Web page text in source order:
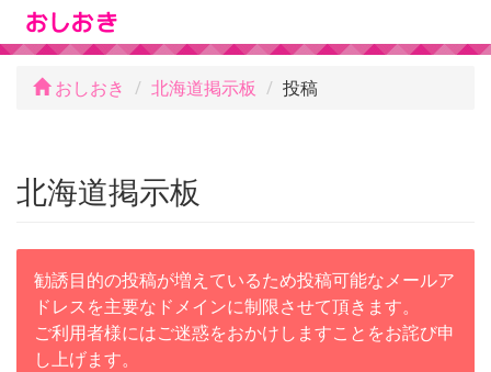
おしおき 北海道掲示板 投稿
北海道掲示板
勧誘目的の投稿が増えているため投稿可能なメールア
ドレスを主要なドメインに制限させて頂きます。
ご利用者様にはご迷惑をおかけしますことをお詫び申
し上げます。